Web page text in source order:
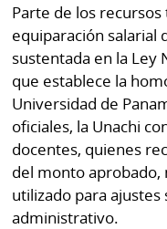
Parte de los
equiparación salarial
sustentada en la Ley
que establece la
Universidad de
oficiales, la Unachi
docentes, quienes
del monto
utilizado para ajustes
administrativo.